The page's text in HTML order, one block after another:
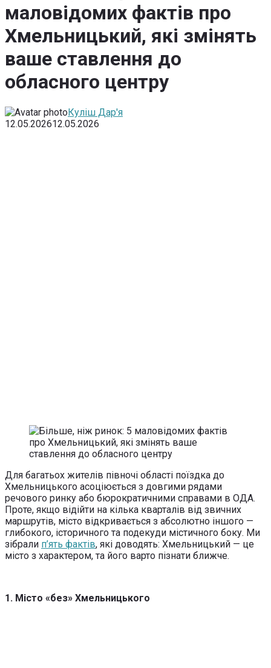
маловідомих фактів про
Хмельницький, які змінять
ваше ставлення до
обласного центру
Куліш Дар'я
12.05.202612.05.2026
Для багатьох жителів півночі області поїздка до
Хмельницького асоціюється з довгими рядами
речового ринку або бюрократичними справами в ОДА.
Проте, якщо відійти на кілька кварталів від звичних
маршрутів, місто відкривається з абсолютно іншого —
глибокого, історичного та подекуди містичного боку. Ми
зібрали п’ять фактів, які доводять: Хмельницький — це
місто з характером, та його варто пізнати ближче.
1. Місто «без» Хмельницького